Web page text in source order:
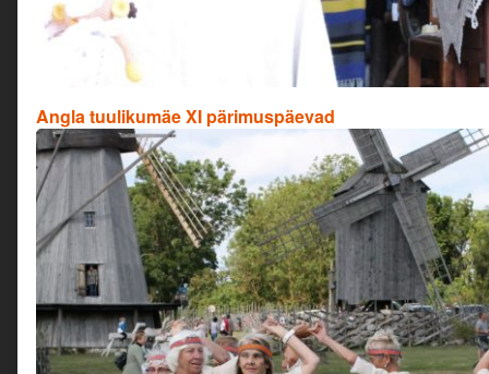
Angla tuulikumäe XI pärimuspäevad